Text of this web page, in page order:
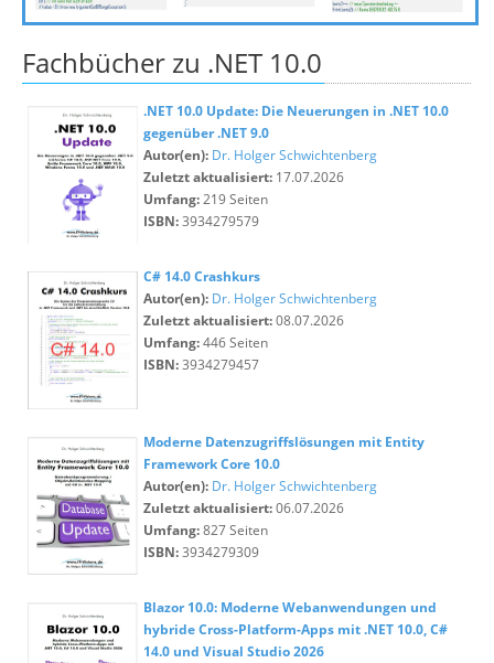
Fachbücher zu .NET 10.0
.NET 10.0 Update: Die Neuerungen in .NET 10.0
gegenüber .NET 9.0
Autor(en): Dr. Holger Schwichtenberg
Zuletzt aktualisiert: 17.07.2026
Umfang:219 Seiten
ISBN:3934279579
C# 14.0 Crashkurs
Autor(en): Dr. Holger Schwichtenberg
Zuletzt aktualisiert:08.07.2026
Umfang:446 Seiten
ISBN:3934279457
Moderne Datenzugriffslösungen mit Entity
Framework Core 10.0
Autor(en): Dr. Holger Schwichtenberg
Zuletzt aktualisiert:06.07.2026
Umfang:827 Seiten
ISBN:3934279309
Blazor 10.0: Moderne Webanwendungen und
hybride Cross-Platform-Apps mit .NET 10.0, C#
14.0 und Visual Studio 2026